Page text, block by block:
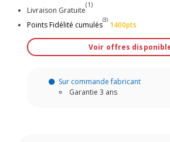
Livraison Gratuite
(1)
Points Fidélité cumulés
(3)
1400pts
Voir offres
Sur commande fabricant
Garantie 3 ans